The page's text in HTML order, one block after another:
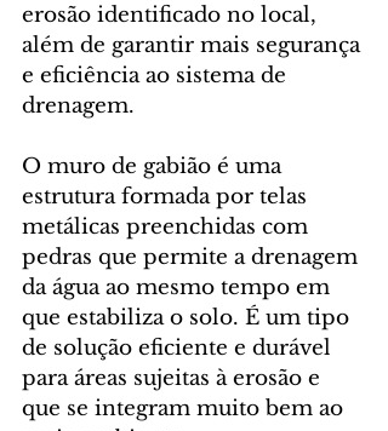
erosão identificado no local,
além de garantir mais segurança
e eficiência ao sistema de
drenagem.
O muro de gabião é uma
estrutura formada por telas
metálicas preenchidas com
pedras que permite a drenagem
da água ao mesmo tempo em
que estabiliza o solo. É um tipo
de solução eficiente e durável
para áreas sujeitas à erosão e
que se integram muito bem ao